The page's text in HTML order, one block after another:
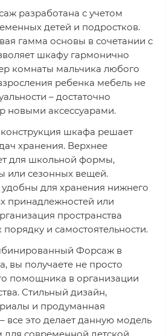
разработана с учетом
детей и подростков.
гамма основы в сочетании с
шкафу гармонично
комнаты мальчика любого
ребенка мебель не
– достаточно
новыми аксессуарами.
шкафа решает
хранения. Верхнее
для школьной формы,
или сезонных вещей.
для хранения нижнего
принадлежностей или
пространства
и самостоятельности.
Форсаж в
вы получаете не просто
помощника в организации
Стильный дизайн,
и продуманная
все это делает данную модель